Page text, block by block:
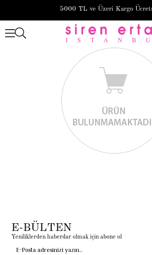
5000 TL ve Üzeri Kargo
E-BÜLTEN
Yeniliklerden haberdar olmak için abone ol